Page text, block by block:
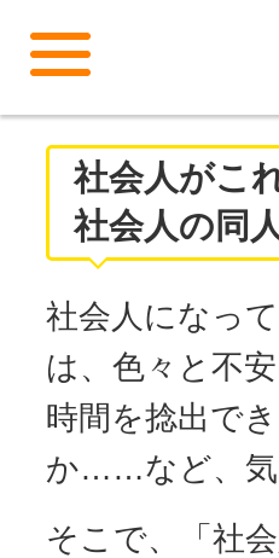
社会人がこ
社会人の同
社会人になっ
は、色々と不
時間を捻出で
か……など、気
そこで、「社